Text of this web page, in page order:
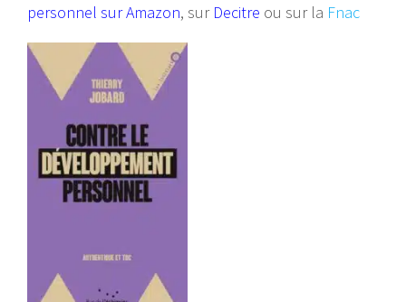
personnel sur Amazon, sur Decitre ou sur la Fnac